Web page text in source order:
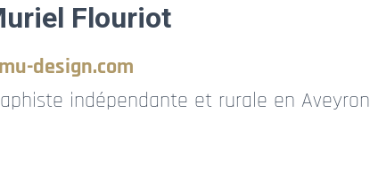
Flouriot
design.com
indépendante et rurale en Aveyron